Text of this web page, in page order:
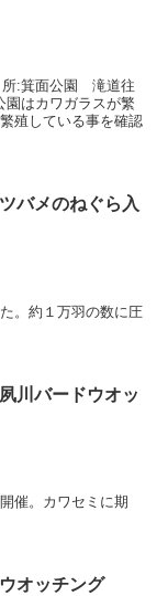
:箕面公園 滝道往
はカワガラスが繁
殖している事を確認
バメのねぐら入
。約１万羽の数に圧
川バードウオッ
催。カワセミに期
オッチング